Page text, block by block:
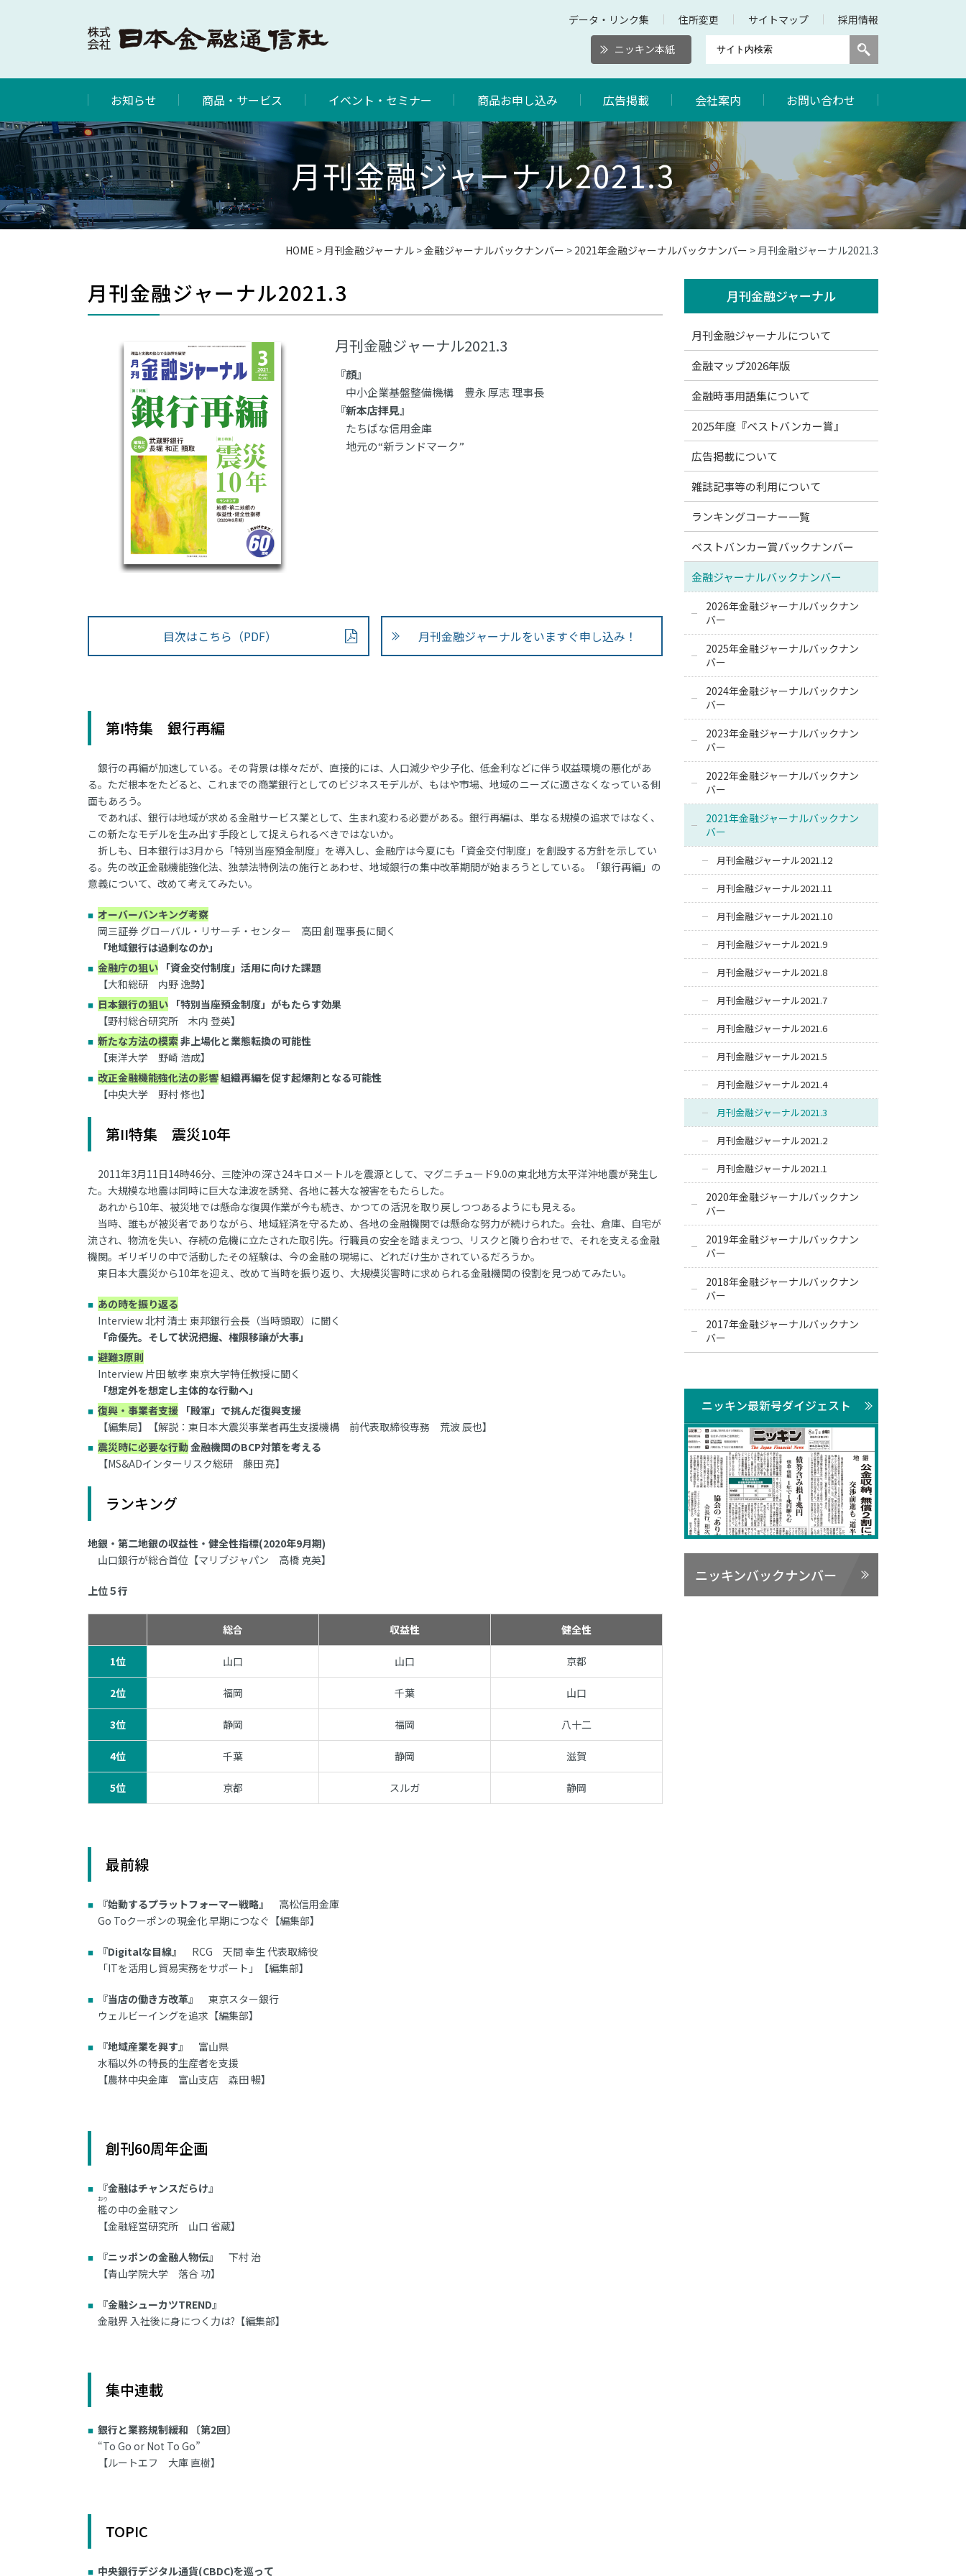
データ・リンク集 住所変更 サイトマップ 採用情報
ニッキン本紙
お知らせ 商品・サービス イベント・セミナー 商品お申し込み 広告掲載 会社案内 お問い合わせ
月刊金融ジャーナル2021.3
HOME > 月刊金融ジャーナル >金融ジャーナルバックナンバー > 2021年金融ジャーナルバックナンバー > 月刊金融ジャーナル2021.3
月刊金融ジャーナル2021.3
月刊金融ジャーナル2021.3
『顔』
中小企業基盤整備機構 豊永 厚志 理事長
『新本店拝見』
たちばな信用金庫
地元の“新ランドマーク”
目次はこちら（PDF） 月刊金融ジャーナルをいますぐ申し込み！
第I特集 銀行再編
銀行の再編が加速している。その背景は様々だが、直接的には、人口減少や少子化、低金利などに伴う収益環境の悪化があ
る。ただ根本をたどると、これまでの商業銀行としてのビジネスモデルが、もはや市場、地域のニーズに適さなくなっている側
面もあろう。
であれば、銀行は地域が求める金融サービス業として、生まれ変わる必要がある。銀行再編は、単なる規模の追求ではなく、
この新たなモデルを生み出す手段として捉えられるべきではないか。
折しも、日本銀行は3月から「特別当座預金制度」を導入し、金融庁は今夏にも「資金交付制度」を創設する方針を示してい
る。先の改正金融機能強化法、独禁法特例法の施行とあわせ、地域銀行の集中改革期間が始まろうとしている。「銀行再編」の
意義について、改めて考えてみたい。
オーバーバンキング考察
岡三証券 グローバル・リサーチ・センター 高田 創 理事長に聞く
「地域銀行は過剰なのか」
金融庁の狙い 「資金交付制度」活用に向けた課題
【大和総研 内野 逸勢】
日本銀行の狙い 「特別当座預金制度」がもたらす効果
【野村総合研究所 木内 登英】
新たな方法の模索非上場化と業態転換の可能性
【東洋大学 野崎 浩成】
改正金融機能強化法の影響組織再編を促す起爆剤となる可能性
【中央大学 野村 修也】
第II特集 震災10年
2011年3月11日14時46分、三陸沖の深さ24キロメートルを震源として、マグニチュード9.0の東北地方太平洋沖地震が発生し
た。大規模な地震は同時に巨大な津波を誘発、各地に甚大な被害をもたらした。
あれから10年、被災地では懸命な復興作業が今も続き、かつての活況を取り戻しつつあるようにも見える。
当時、誰もが被災者でありながら、地域経済を守るため、各地の金融機関では懸命な努力が続けられた。会社、倉庫、自宅が
流され、物流を失い、存続の危機に立たされた取引先。行職員の安全を踏まえつつ、リスクと隣り合わせで、それを支える金融
機関。ギリギリの中で活動したその経験は、今の金融の現場に、どれだけ生かされているだろうか。
東日本大震災から10年を迎え、改めて当時を振り返り、大規模災害時に求められる金融機関の役割を見つめてみたい。
あの時を振り返る
Interview 北村 清士 東邦銀行会長（当時頭取）に聞く
「命優先。そして状況把握、権限移譲が大事」
避難3原則
Interview 片田 敏孝 東京大学特任教授に聞く
「想定外を想定し主体的な行動へ」
復興・事業者支援 「殿軍」で挑んだ復興支援
【編集局】【解説：東日本大震災事業者再生支援機構 前代表取締役専務 荒波 辰也】
震災時に必要な行動金融機関のBCP対策を考える
【MS&ADインターリスク総研 藤田 亮】
ランキング
地銀・第二地銀の収益性・健全性指標(2020年9月期)
山口銀行が総合首位【マリブジャパン 高橋 克英】
上位５行
総合 収益性 健全性
1位 山口 山口 京都
2位 福岡 千葉 山口
3位 静岡 福岡 八十二
4位 千葉 静岡 滋賀
5位 京都 スルガ 静岡
最前線
『始動するプラットフォーマー戦略』
高松信用金庫
Go Toクーポンの現金化 早期につなぐ【編集部】
『Digitalな目線』
RCG 天間 幸生 代表取締役
「ITを活用し貿易実務をサポート」【編集部】
『当店の働き方改革』
東京スター銀行
ウェルビーイングを追求【編集部】
『地域産業を興す』
富山県
水稲以外の特長的生産者を支援
【農林中央金庫 富山支店 森田 暢】
創刊60周年企画
『金融はチャンスだらけ』
檻
おり
の中の金融マン
【金融経営研究所 山口 省蔵】
『ニッポンの金融人物伝』
下村 治
【青山学院大学 落合 功】
『金融シューカツTREND』
金融界 入社後に身につく力は?【編集部】
集中連載
銀行と業務規制緩和 〔第2回〕
“To Go or Not To Go”
【ルートエフ 大庫 直樹】
TOPIC
中央銀行デジタル通貨(CBDC)を巡って
月刊金融ジャーナル
月刊金融ジャーナルについて
金融マップ2026年版
金融時事用語集について
2025年度『ベストバンカー賞』
広告掲載について
雑誌記事等の利用について
ランキングコーナー一覧
ベストバンカー賞バックナンバー
金融ジャーナルバックナンバー
2026年金融ジャーナルバックナン
バー
2025年金融ジャーナルバックナン
バー
2024年金融ジャーナルバックナン
バー
2023年金融ジャーナルバックナン
バー
2022年金融ジャーナルバックナン
バー
2021年金融ジャーナルバックナン
バー
月刊金融ジャーナル2021.12
月刊金融ジャーナル2021.11
月刊金融ジャーナル2021.10
月刊金融ジャーナル2021.9
月刊金融ジャーナル2021.8
月刊金融ジャーナル2021.7
月刊金融ジャーナル2021.6
月刊金融ジャーナル2021.5
月刊金融ジャーナル2021.4
月刊金融ジャーナル2021.3
月刊金融ジャーナル2021.2
月刊金融ジャーナル2021.1
2020年金融ジャーナルバックナン
バー
2019年金融ジャーナルバックナン
バー
2018年金融ジャーナルバックナン
バー
2017年金融ジャーナルバックナン
バー
ニッキン最新号ダイジェスト
ニッキンバックナンバー